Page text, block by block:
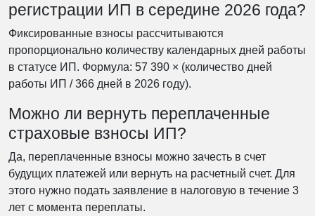
регистрации ИП в середине 2026 года?
Фиксированные взносы рассчитываются
пропорционально количеству календарных дней работы
в статусе ИП. Формула: 57 390 × (количество дней
работы ИП / 366 дней в 2026 году).
Можно ли вернуть переплаченные
страховые взносы ИП?
Да, переплаченные взносы можно зачесть в счет
будущих платежей или вернуть на расчетный счет. Для
этого нужно подать заявление в налоговую в течение 3
лет с момента переплаты.